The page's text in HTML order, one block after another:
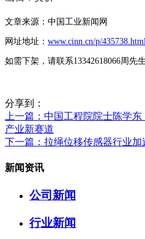
文章来源：中国工业新闻网
网址地址： www.cinn.cn/p/435738.html
如需下架，请联系13342618066周先
分享到：
上一篇 ：中国工程院院士陈学
产业新赛道
下一篇 ：拉绳位移传感器行业
新闻资讯
公司新闻
行业新闻